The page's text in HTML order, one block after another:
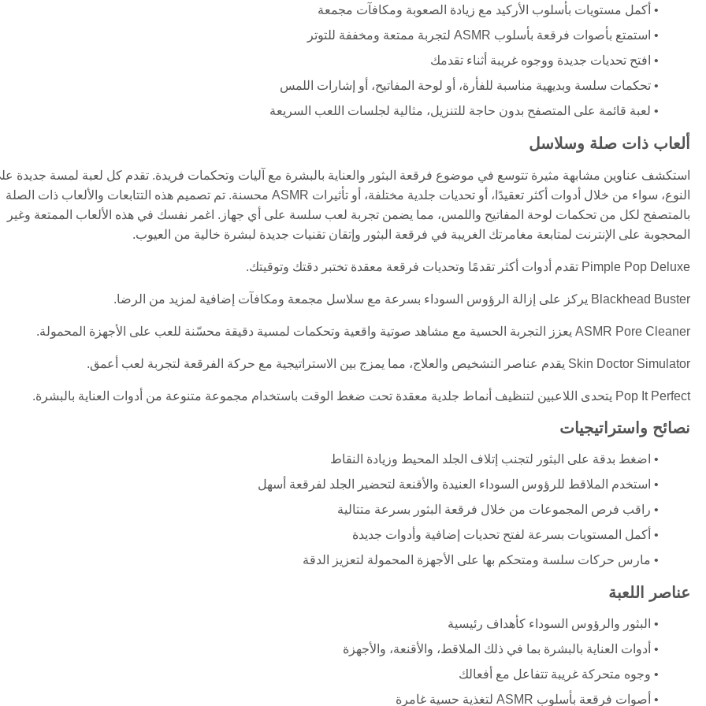
أكمل مستويات بأسلوب الأركيد مع زيادة الصعوبة ومكافآت مجمعة
استمتع بأصوات فرقعة بأسلوب ASMR لتجربة ممتعة ومخففة للتوتر
افتح تحديات جديدة ووجوه غريبة أثناء تقدمك
تحكمات سلسة وبديهية مناسبة للفأرة، أو لوحة المفاتيح، أو إشارات اللمس
لعبة قائمة على المتصفح بدون حاجة للتنزيل، مثالية لجلسات اللعب السريعة
ألعاب ذات صلة وسلاسل
استكشف عناوين مشابهة مثيرة تتوسع في موضوع فرقعة البثور والعناية بالبشرة مع آليات وتحكمات فريدة. تقدم كل لعبة لمسة جديدة
النوع، سواء من خلال أدوات أكثر تعقيدًا، أو تحديات جلدية مختلفة، أو تأثيرات ASMR محسنة. تم تصميم هذه التتابعات والألعاب ذات الصلة
بالمتصفح لكل من تحكمات لوحة المفاتيح واللمس، مما يضمن تجربة لعب سلسة على أي جهاز. اغمر نفسك في هذه الألعاب الممتعة وغير
المحجوبة على الإنترنت لمتابعة مغامرتك الغريبة في فرقعة البثور وإتقان تقنيات جديدة لبشرة خالية من العيوب.
Pimple Pop Deluxe تقدم أدوات أكثر تقدمًا وتحديات فرقعة معقدة تختبر دقتك وتوقيتك.
Blackhead Buster يركز على إزالة الرؤوس السوداء بسرعة مع سلاسل مجمعة ومكافآت إضافية لمزيد من الرضا.
ASMR Pore Cleaner يعزز التجربة الحسية مع مشاهد صوتية واقعية وتحكمات لمسية دقيقة محسّنة للعب على الأجهزة المحمولة.
Skin Doctor Simulator يقدم عناصر التشخيص والعلاج، مما يمزج بين الاستراتيجية مع حركة الفرقعة لتجربة لعب أعمق.
Pop It Perfect يتحدى اللاعبين لتنظيف أنماط جلدية معقدة تحت ضغط الوقت باستخدام مجموعة متنوعة من أدوات العناية بالبشرة.
نصائح واستراتيجيات
اضغط بدقة على البثور لتجنب إتلاف الجلد المحيط وزيادة النقاط
استخدم الملاقط للرؤوس السوداء العنيدة والأقنعة لتحضير الجلد لفرقعة أسهل
راقب فرص المجموعات من خلال فرقعة البثور بسرعة متتالية
أكمل المستويات بسرعة لفتح تحديات إضافية وأدوات جديدة
مارس حركات سلسة ومتحكم بها على الأجهزة المحمولة لتعزيز الدقة
عناصر اللعبة
البثور والرؤوس السوداء كأهداف رئيسية
أدوات العناية بالبشرة بما في ذلك الملاقط، والأقنعة، والأجهزة
وجوه متحركة غريبة تتفاعل مع أفعالك
أصوات فرقعة بأسلوب ASMR لتغذية حسية غامرة